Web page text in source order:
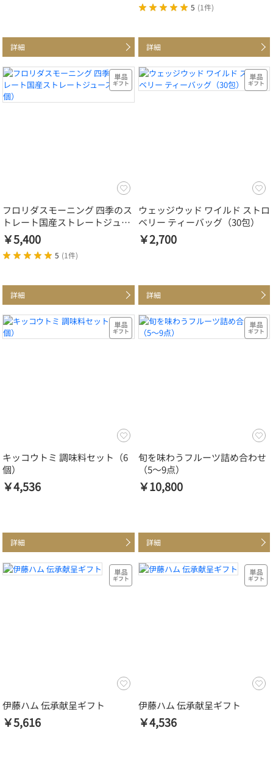
詳細
5 (1件)
詳細
フロリダスモーニング 四季のス
トレート国産ストレートジュー
ス（18個）
￥5,400
5 (1件)
詳細
ウェッジウッド ワイルド ストロ
ベリー ティーバッグ（30包）
￥2,700
詳細
キッコウトミ 調味料セット（6
個）
￥4,536
詳細
旬を味わうフルーツ詰め合わせ
（5～9点）
￥10,800
詳細
伊藤ハム 伝承献呈ギフト
￥5,616
伊藤ハム 伝承献呈ギフト
￥4,536